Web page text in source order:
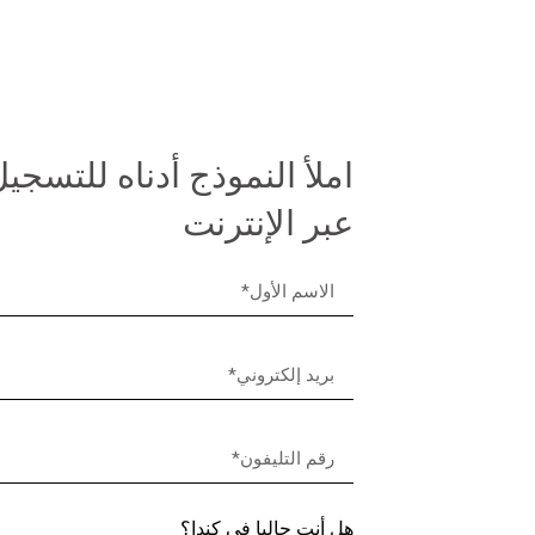
املأ النموذج أدناه
عبر الإنترنت
هل أنت حاليا في كندا؟